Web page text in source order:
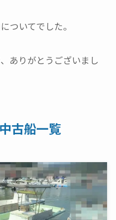
ついてでした。
ありがとうございまし
古船一覧